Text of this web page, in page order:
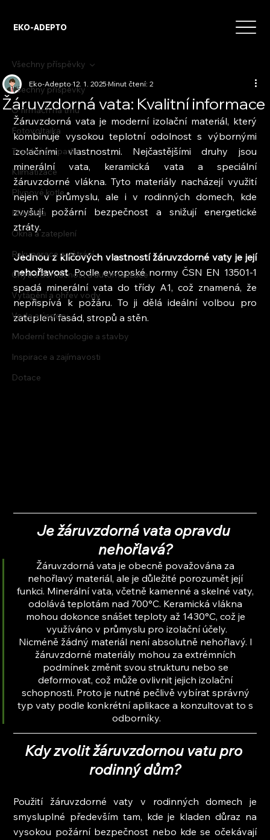
EKO-ADEPTO
Všechny příspěvky
O firmách na trhu
Fotovoltaika
Tepelná čerpadla
Klimatizace
Plynové kotle
Biomasa
Okna a zateplení
Rekuperace a větrání
Chytrá domácnost a automatizace
Vytápění a ohřev vody
Voda a úspory
Moderní technologie a stavby
Inspirace a zajímavosti
Dotace
Všechny příspěvky
Žáruvzdorná vata: Kvalitní informace
Eko-Adepto12. 1. 2025Minut čtení: 2
Žáruvzdorná vata je moderní izolační materiál, který
kombinuje vysokou teplotní odolnost s výbornými
izolačními vlastnostmi. Nejčastějšími druhy jsou
minerální vata, keramická vata a speciální
žáruvzdorné vlákna. Tyto materiály nacházejí využití
nejen v průmyslu, ale i v rodinných domech, kde
zvyšují požární bezpečnost a snižují energetické
ztráty.
Jednou z klíčových vlastností žáruvzdorné vaty je její
nehořlavost. Podle evropské normy ČSN EN 13501-1
spadá minerální vata do třídy A1, což znamená, že
nepřispívá k požáru. To ji dělá ideální volbou pro
zateplení fasád, stropů a stěn.
Je žáruvzdorná vata opravdu
nehořlavá?
Žáruvzdorná vata je obecně považována za
nehořlavý materiál, ale je důležité porozumět její
funkci. Minerální vata, včetně kamenné a skelné vaty,
odolává teplotám nad 700°C. Keramická vlákna
mohou dokonce snášet teploty až 1430°C, což je
využíváno v průmyslu pro izolační účely.
Nicméně žádný materiál není absolutně nehořlavý. I
žáruvzdorné materiály mohou za extrémních
podmínek změnit svou strukturu nebo se
deformovat, což může ovlivnit jejich izolační
schopnosti. Proto je nutné pečlivě vybírat správný
typ vaty podle konkrétní aplikace a konzultovat to s
odborníky.
Kdy zvolit žáruvzdornou vatu pro
rodinný dům?
Použití žáruvzdorné vaty v rodinných domech je
smysluplné především tam, kde je kladen důraz na
vysokou požární bezpečnost nebo kde se očekávají